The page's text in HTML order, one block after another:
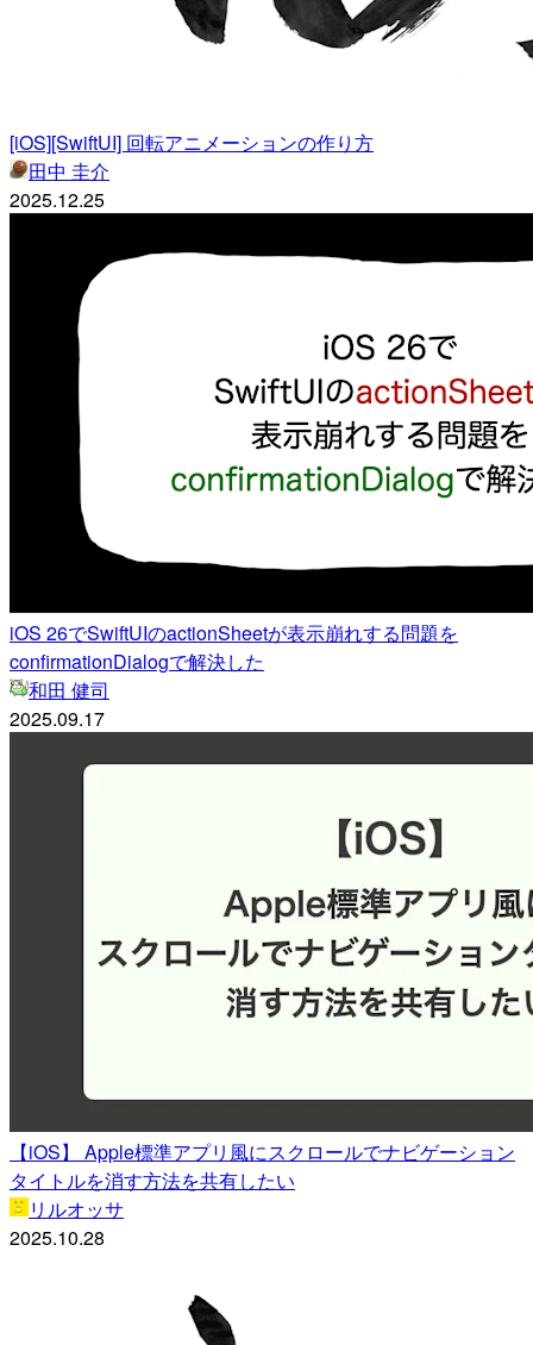
[iOS][SwiftUI] 回転アニメーションの作り方
田中 圭介
2025.12.25
iOS 26でSwiftUIのactionSheetが表示崩れする問題を
confirmationDialogで解決した
和田 健司
2025.09.17
【iOS】 Apple標準アプリ風にスクロールでナビゲーション
タイトルを消す方法を共有したい
リルオッサ
2025.10.28